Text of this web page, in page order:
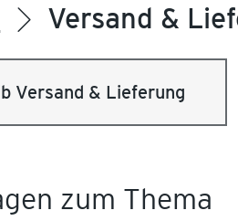
Versand &
zum Thema